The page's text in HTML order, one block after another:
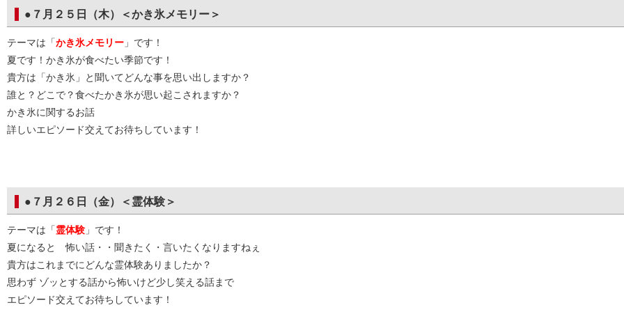
●７月２５日（木）＜かき氷メモリー＞
テーマは「かき氷メモリー 」です！
夏です！かき氷が食べたい季節です！
貴方は「かき氷」と聞いてどんな事を思い出しますか？
誰と？どこで？食べたかき氷が思い起こされますか？
かき氷に関するお話
詳しいエピソード交えてお待ちしています！
●７月２６日（金）＜霊体験＞
テーマは「霊体験 」です！
夏になると 怖い話・・聞きたく・言いたくなりますねぇ
貴方はこれまでにどんな霊体験ありましたか？
思わず ゾッとする話から怖いけど少し笑える話まで
エピソード交えてお待ちしています！